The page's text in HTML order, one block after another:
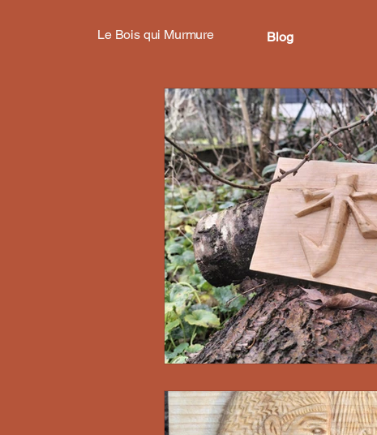
Le Bois qui Murmure Blog